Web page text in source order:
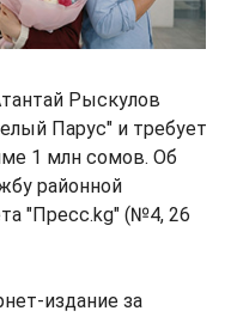
Рыскулов
Парус" и требует
1 млн сомов. Об
районной
"Пресс.kg" (№4, 26
издание за